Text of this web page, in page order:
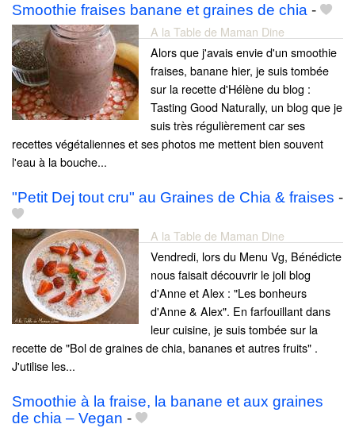
Smoothie fraises banane et graines de chia -
A la Table de Maman Dine
Alors que j'avais envie d'un smoothie
fraises, banane hier, je suis tombée
sur la recette d'Hélène du blog :
Tasting Good Naturally, un blog que je
suis très régulièrement car ses
recettes végétaliennes et ses photos me mettent bien souvent
l'eau à la bouche...
"Petit Dej tout cru" au Graines de Chia & fraises -
A la Table de Maman Dine
Vendredi, lors du Menu Vg, Bénédicte
nous faisait découvrir le joli blog
d'Anne et Alex : "Les bonheurs
d'Anne & Alex". En farfouillant dans
leur cuisine, je suis tombée sur la
recette de "Bol de graines de chia, bananes et autres fruits" .
J'utilise les...
Smoothie à la fraise, la banane et aux graines
de chia – Vegan -